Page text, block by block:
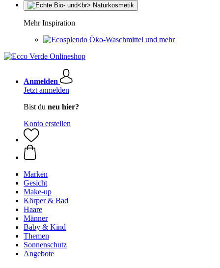
Mehr Inspiration
Öko-Waschmittel und mehr
Anmelden
Jetzt anmelden
Bist du neu hier?
Konto erstellen
Marken
Gesicht
Make-up
Körper & Bad
Haare
Männer
Baby & Kind
Themen
Sonnenschutz
Angebote